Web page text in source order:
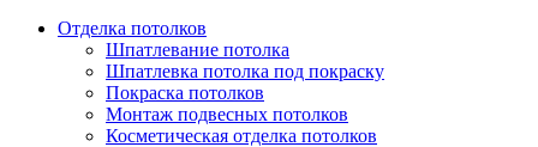
Отделка потолков
Шпатлевание потолка
Шпатлевка потолка под покраску
Покраска потолков
Монтаж подвесных потолков
Косметическая отделка потолков